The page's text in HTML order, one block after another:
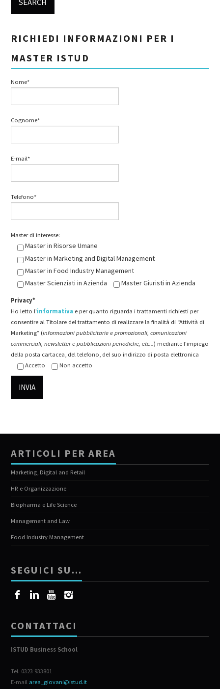
RICHIEDI INFORMAZIONI PER I
MASTER ISTUD
Nome*
Cognome*
E-mail*
Telefono*
Master di interesse:
Master in Risorse Umane
Master in Marketing and Digital Management
Master in Food Industry Management
Master Scienziati in Azienda
Master Giuristi in Azienda
Privacy*
Ho letto l'informativa e per quanto riguarda i trattamenti richiesti per
consentire al Titolare del trattamento di realizzare la finalità di “Attività di
Marketing” (informazioni pubblicitarie e promozionali, comunicazioni
commerciali, newsletter e pubblicazioni periodiche, etc...) mediante l’impiego
della posta cartacea, del telefono, del suo indirizzo di posta elettronica
Accetto
Non accetto
ARTICOLI PER AREA
Marketing, Digital and Retail
HR e Organizzazione
Biopharma e Life Science
Management and Law
Food Industry Management
SEGUICI SU…
CONTATTACI
ISTUD Business School
Tel. 0323 933801
E-mail area_giovani@istud.it